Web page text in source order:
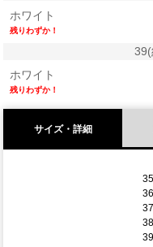
ホワイト
残りわずか！
ホワイト
残りわずか！
サイズ・詳細